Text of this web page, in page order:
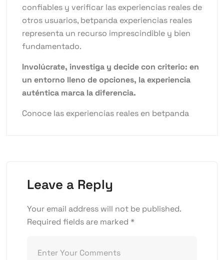
confiables y verificar las experiencias reales de
otros usuarios, betpanda experiencias reales
representa un recurso imprescindible y bien
fundamentado.
Involúcrate, investiga y decide con criterio: en
un entorno lleno de opciones, la experiencia
auténtica marca la diferencia.
Conoce las experiencias reales en betpanda
Leave a Reply
Your email address will not be published.
Required fields are marked *